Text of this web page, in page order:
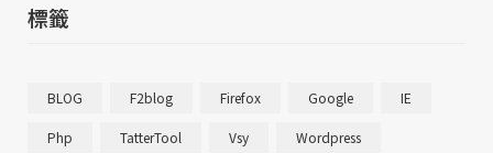
標籤
BLOG F2blog Firefox Google IE
Php TatterTool Vsy Wordpress